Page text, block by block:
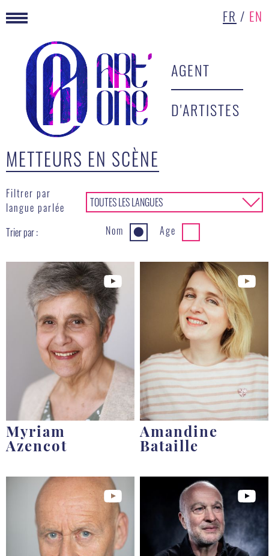
FR / EN
AGENT
D'ARTISTES
METTEURS EN SCÈNE
Filtrer par
langue parlée
TOUTES LES LANGUES ▾
Trier par : Nom Age
Myriam
Azencot
Amandine
Bataille